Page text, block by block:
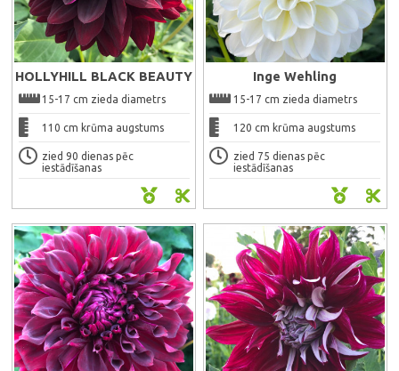
HOLLYHILL BLACK BEAUTY
15-17 cm zieda diametrs
110 cm krūma augstums
zied 90 dienas pēc
iestādīšanas
Inge Wehling
15-17 cm zieda diametrs
120 cm krūma augstums
zied 75 dienas pēc
iestādīšanas